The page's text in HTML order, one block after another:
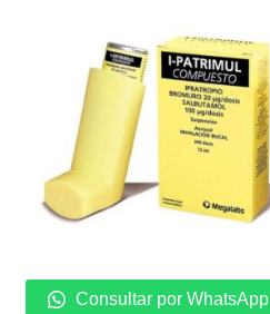
Consultar por WhatsApp